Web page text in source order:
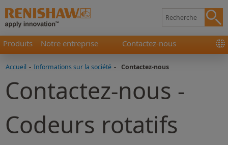
Produits Notre entreprise Contactez-nous
Accueil - Informations sur la société - Contactez-nous
Contactez-nous -
Codeurs rotatifs